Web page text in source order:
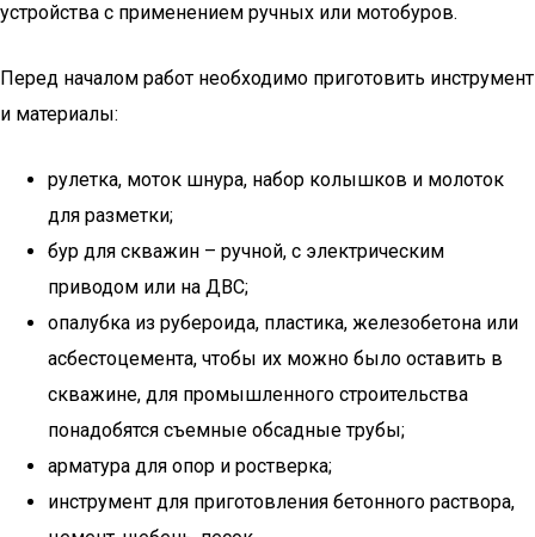
устройства с применением ручных или мотобуров.
Перед началом работ необходимо приготовить инструмент
и материалы:
рулетка, моток шнура, набор колышков и молоток
для разметки;
бур для скважин – ручной, с электрическим
приводом или на ДВС;
опалубка из рубероида, пластика, железобетона или
асбестоцемента, чтобы их можно было оставить в
скважине, для промышленного строительства
понадобятся съемные обсадные трубы;
арматура для опор и ростверка;
инструмент для приготовления бетонного раствора,